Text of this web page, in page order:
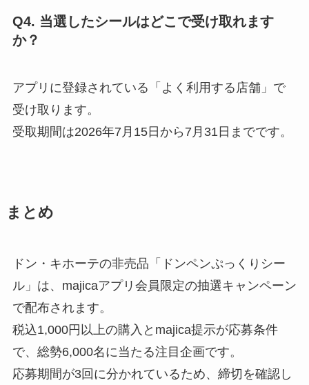
Q4. 当選したシールはどこで受け取れます
か？
アプリに登録されている「よく利用する店舗」で
受け取ります。
受取期間は2026年7月15日から7月31日までです。
まとめ
ドン・キホーテの非売品「ドンペンぷっくりシー
ル」は、majicaアプリ会員限定の抽選キャンペーン
で配布されます。
税込1,000円以上の購入とmajica提示が応募条件
で、総勢6,000名に当たる注目企画です。
応募期間が3回に分かれているため、締切を確認し